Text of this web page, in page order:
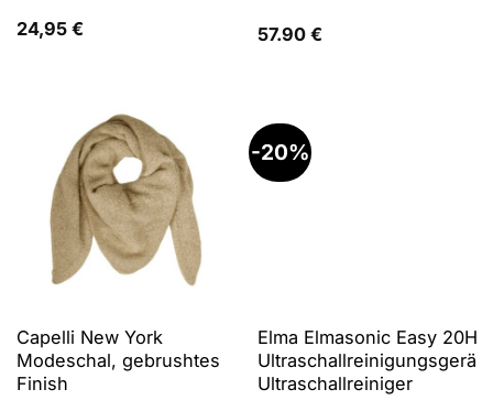
24,95 € 57.90 €
Capelli New York
Modeschal, gebrushtes
Finish
-20%
Elma Elmasonic Easy 20H
Ultraschallreinigungsgerät,
Ultraschallreiniger